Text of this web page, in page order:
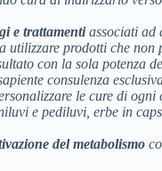
e trattamentiassociati ad
prodotti che non
con la sola potenza
consulenza
le cure di
e pediluvi, erbe in
del metabolismo